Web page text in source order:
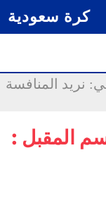
كرة سعودية
نريد المنافسة
المقبل :